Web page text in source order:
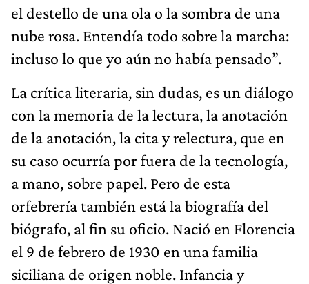
el destello de una ola o la sombra de una
nube rosa. Entendía todo sobre la marcha:
incluso lo que yo aún no había pensado”.
La crítica literaria, sin dudas, es un diálogo
con la memoria de la lectura, la anotación
de la anotación, la cita y relectura, que en
su caso ocurría por fuera de la tecnología,
a mano, sobre papel. Pero de esta
orfebrería también está la biografía del
biógrafo, al fin su oficio. Nació en Florencia
el 9 de febrero de 1930 en una familia
siciliana de origen noble. Infancia y